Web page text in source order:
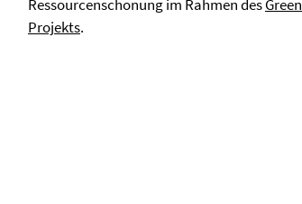
Ressourcenschonung im Rahmen desGreen
Projekts.